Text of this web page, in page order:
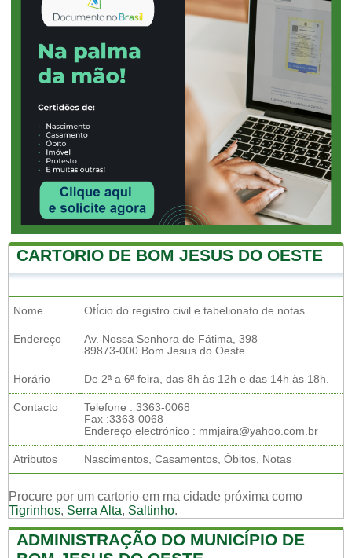
CARTORIO DE BOM JESUS DO OESTE
Nome OfÍcio do registro civil e tabelionato de notas
Endereço
Av. Nossa Senhora de Fátima, 398
89873-000 Bom Jesus do Oeste
Horário De 2ª a 6ª feira, das 8h às 12h e das 14h às 18h.
Contacto
Telefone : 3363-0068
Fax :3363-0068
Endereço electrónico : mmjaira@yahoo.com.br
Atributos Nascimentos, Casamentos, Óbitos, Notas
Procure por um cartorio em ma cidade próxima como
Tigrinhos, Serra Alta, Saltinho.
ADMINISTRAÇÃO DO MUNICÍPIO DE